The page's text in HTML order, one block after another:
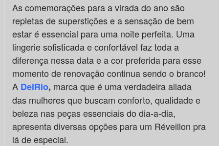
As comemorações para a virada do ano são
repletas de superstições e a sensação de bem
estar é essencial para uma noite perfeita. Uma
lingerie sofisticada e confortável faz toda a
diferença nessa data e a cor preferida para esse
momento de renovação continua sendo o branco!
A DelRio, marca que é uma verdadeira aliada
das mulheres que buscam conforto, qualidade e
beleza nas peças essenciais do dia-a-dia,
apresenta diversas opções para um Réveillon pra
lá de especial.